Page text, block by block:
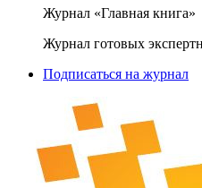
Журнал «Главная книга»
Журнал готовых
Подписаться на журнал